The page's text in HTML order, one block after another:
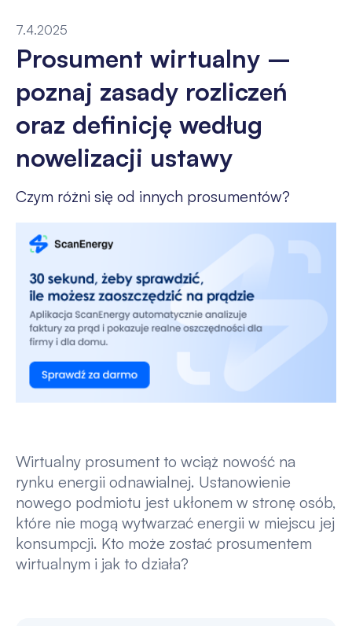
7.4.2025
Prosument wirtualny –
poznaj zasady rozliczeń
oraz definicję według
nowelizacji ustawy
Czym różni się od innych prosumentów?
Wirtualny prosument to wciąż nowość na
rynku energii odnawialnej. Ustanowienie
nowego podmiotu jest ukłonem w stronę osób,
które nie mogą wytwarzać energii w miejscu jej
konsumpcji. Kto może zostać prosumentem
wirtualnym i jak to działa?